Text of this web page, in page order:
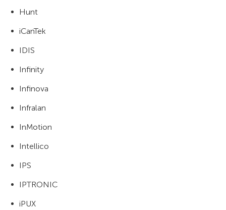
Hunt
iCanTek
IDIS
Infinity
Infinova
Infralan
InMotion
Intellico
IPS
IPTRONIC
iPUX